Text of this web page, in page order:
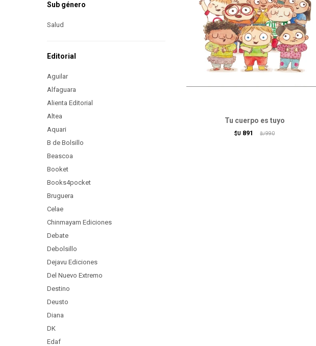
Tu cuerpo es tuyo
$U 891 $U 990
Sub género
Salud
Editorial
Aguilar
Alfaguara
Alienta Editorial
Altea
Aquari
B de Bolsillo
Beascoa
Booket
Books4pocket
Bruguera
Celae
Chinmayam Ediciones
Debate
Debolsillo
Dejavu Ediciones
Del Nuevo Extremo
Destino
Deusto
Diana
DK
Edaf